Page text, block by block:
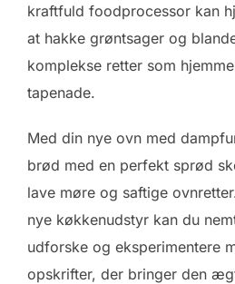
kraftfuld foodprocessor kan
at hakke grøntsager og
komplekse retter som
tapenade.
Med din nye ovn med
brød med en perfekt sprød
lave møre og saftige
nye køkkenudstyr kan du
udforske og eksperimentere
opskrifter, der bringer den